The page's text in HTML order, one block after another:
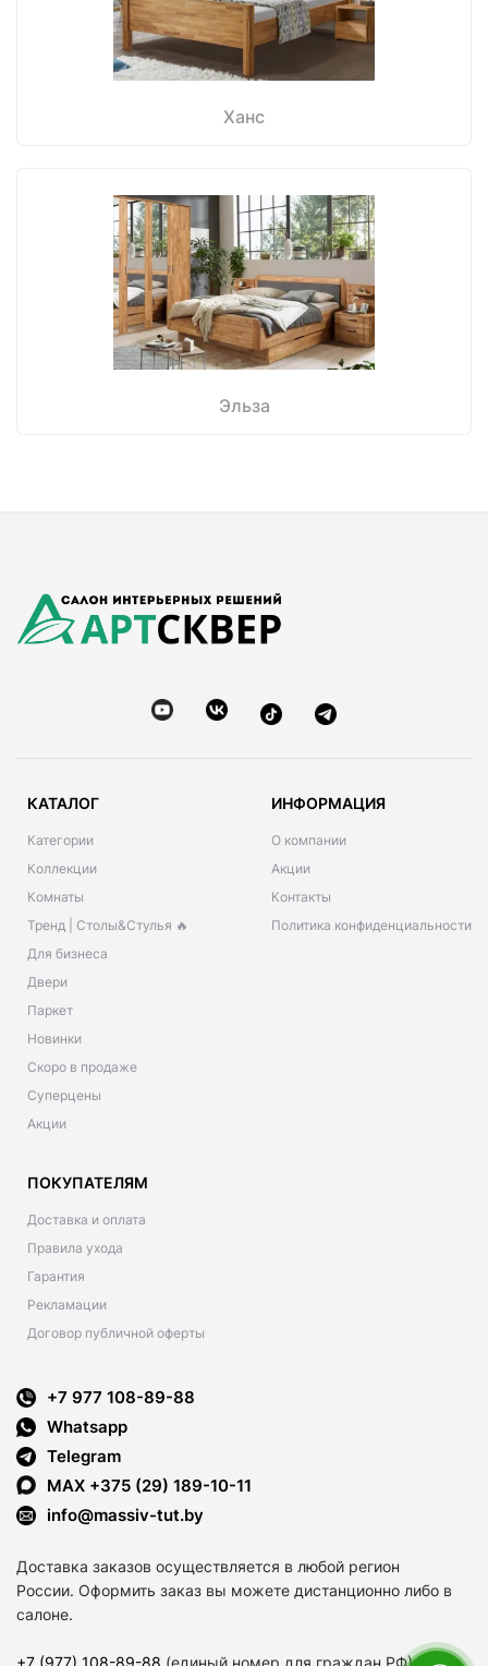
Ханс
Эльза
КАТАЛОГ
Категории
Коллекции
Комнаты
Тренд | Столы&Стулья 🔥
Для бизнеса
Двери
Паркет
Новинки
Скоро в продаже
Суперцены
Акции
ИНФОРМАЦИЯ
О компании
Акции
Контакты
Политика конфиденциальности
ПОКУПАТЕЛЯМ
Доставка и оплата
Правила ухода
Гарантия
Рекламации
Договор публичной оферты
+7 977 108-89-88
Whatsapp
Telegram
MAX +375 (29) 189-10-11
info@massiv-tut.by
Доставка заказов осуществляется в любой регион
России. Оформить заказ вы можете дистанционно либо в
салоне.